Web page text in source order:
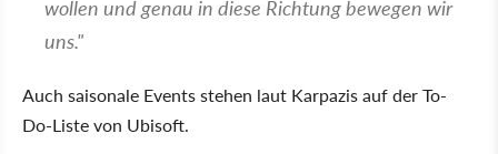
wollen und genau in diese Richtung bewegen wir
uns."
Auch saisonale Events stehen laut Karpazis auf der To-
Do-Liste von Ubisoft.